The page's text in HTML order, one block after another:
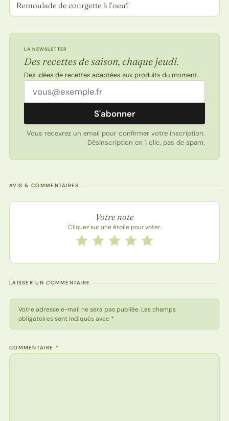
Remoulade de courgette à l’oeuf
LA NEWSLETTER
Des recettes de saison, chaque jeudi.
Des idées de recettes adaptées aux produits du moment.
Adresse email
S'abonner
Vous recevrez un email pour confirmer votre inscription.
Désinscription en 1 clic, pas de spam.
AVIS & COMMENTAIRES
Note de la recette
Votre note
Cliquez sur une étoile pour voter.
Notez cette recette de 1 à 5 étoiles
5 étoiles
4 étoiles
3 étoiles
2 étoiles
1 étoile
LAISSER UN COMMENTAIRE
Votre adresse e-mail ne sera pas publiée. Les champs
obligatoires sont indiqués avec *
COMMENTAIRE *